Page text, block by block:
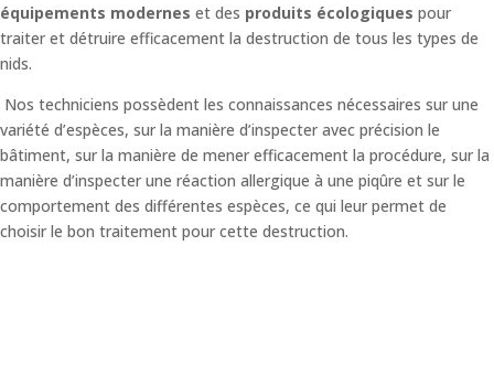
équipements modernes et des produits écologiques pour
traiter et détruire efficacement la destruction de tous les types de
nids.
Nos techniciens possèdent les connaissances nécessaires sur une
variété d’espèces, sur la manière d’inspecter avec précision le
bâtiment, sur la manière de mener efficacement la procédure, sur la
manière d’inspecter une réaction allergique à une piqûre et sur le
comportement des différentes espèces, ce qui leur permet de
choisir le bon traitement pour cette destruction.